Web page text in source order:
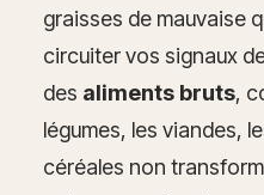
graisses de mauvaise
circuiter vos signaux
des aliments bruts,
légumes, les viandes,
céréales non